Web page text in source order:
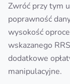
Zwróć przy tym
poprawność
wysokość
wskazanego
dodatkowe
manipulacyjne.